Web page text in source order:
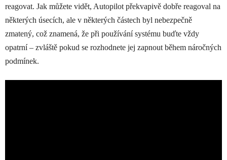
reagovat. Jak můžete vidět, Autopilot překvapivě dobře reagoval na
některých úsecích, ale v některých částech byl nebezpečně
zmatený, což znamená, že při používání systému buďte vždy
opatrní – zvláště pokud se rozhodnete jej zapnout během náročných
podmínek.